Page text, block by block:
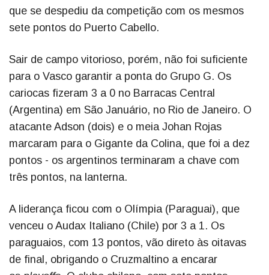
que se despediu da competição com os mesmos
sete pontos do Puerto Cabello.
Sair de campo vitorioso, porém, não foi suficiente
para o Vasco garantir a ponta do Grupo G. Os
cariocas fizeram 3 a 0 no Barracas Central
(Argentina) em São Januário, no Rio de Janeiro. O
atacante Adson (dois) e o meia Johan Rojas
marcaram para o Gigante da Colina, que foi a dez
pontos - os argentinos terminaram a chave com
três pontos, na lanterna.
A liderança ficou com o Olímpia (Paraguai), que
venceu o Audax Italiano (Chile) por 3 a 1. Os
paraguaios, com 13 pontos, vão direto às oitavas
de final, obrigando o Cruzmaltino a encarar